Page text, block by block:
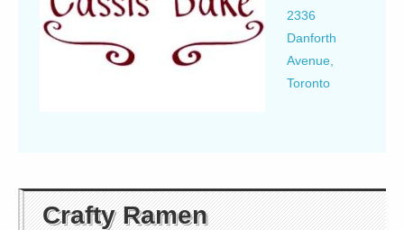
2336
Danforth
Avenue,
Toronto
Crafty Ramen